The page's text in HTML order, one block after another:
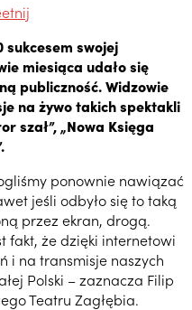
sukcesem swojej
miesiąca udało się
publiczność. Widzowie
na żywo takich spektakli
szał”, „Nowa Księga
ponownie nawiązać
jeśli odbyło się to taką
przez ekran, drogą.
fakt, że dzięki internetowi
i na transmisje naszych
Polski – zaznacza Filip
Teatru Zagłębia.